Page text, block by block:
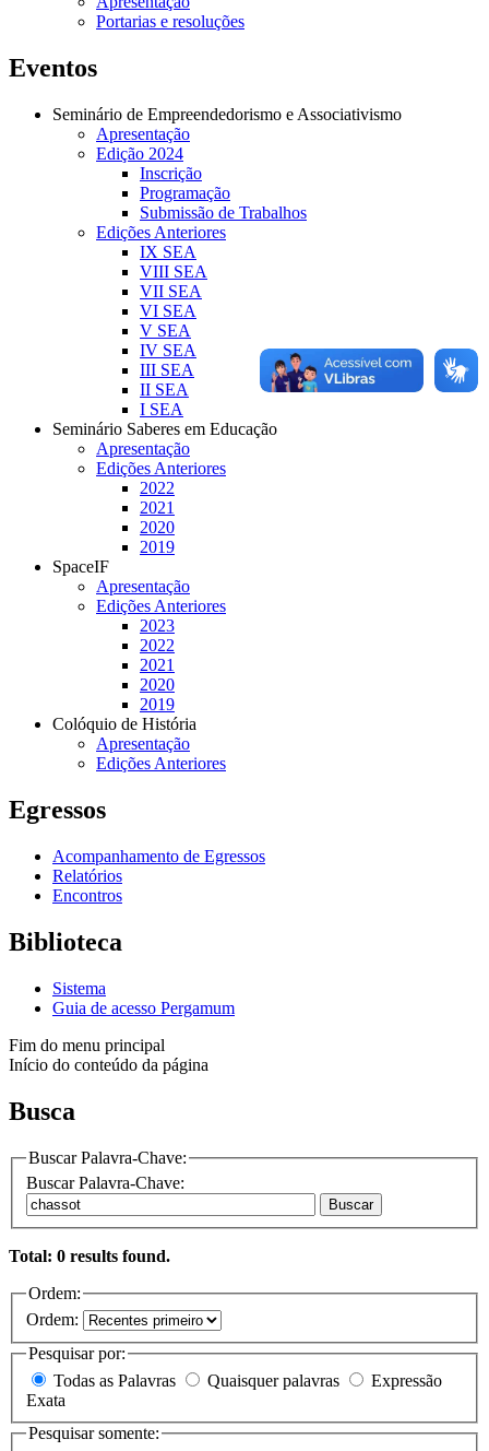
Portarias e resoluções
Eventos
Seminário de Empreendedorismo e Associativismo
Apresentação
Edição 2024
Inscrição
Programação
Submissão de Trabalhos
Edições Anteriores
IX SEA
VIII SEA
VII SEA
VI SEA
V SEA
IV SEA
III SEA
II SEA
I SEA
Seminário Saberes em Educação
Apresentação
Edições Anteriores
2022
2021
2020
2019
SpaceIF
Apresentação
Edições Anteriores
2023
2022
2021
2020
2019
Colóquio de História
Apresentação
Edições Anteriores
Egressos
Acompanhamento de Egressos
Relatórios
Encontros
Biblioteca
Sistema
Guia de acesso Pergamum
Fim do menu principal
Início do conteúdo da página
Busca
Buscar Palavra-Chave:
Buscar Palavra-Chave:
Buscar
Total: 0 results found.
Ordem:
Ordem:
Pesquisar por:
Todas as Palavras
Quaisquer palavras
Exata
Pesquisar somente: